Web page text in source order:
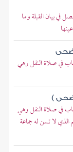
في بيان القبلة وما
في صلاة النفل وهي
)
في صلاة النفل وهي
لا تسن له جماعة